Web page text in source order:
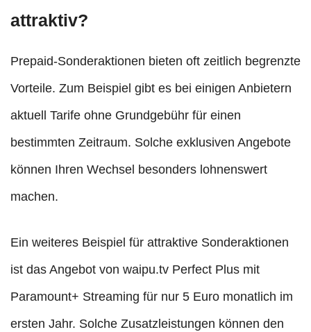
attraktiv?
Prepaid-Sonderaktionen bieten oft zeitlich begrenzte
Vorteile. Zum Beispiel gibt es bei einigen Anbietern
aktuell Tarife ohne Grundgebühr für einen
bestimmten Zeitraum. Solche exklusiven Angebote
können Ihren Wechsel besonders lohnenswert
machen.
Ein weiteres Beispiel für attraktive Sonderaktionen
ist das Angebot von waipu.tv Perfect Plus mit
Paramount+ Streaming für nur 5 Euro monatlich im
ersten Jahr. Solche Zusatzleistungen können den